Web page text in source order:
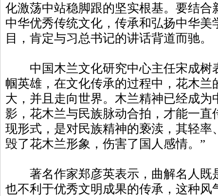
化激荡中站稳脚跟的坚实根基。要结合
中华优秀传统文化，传承和弘扬中华美
目，肯定与习总书记的讲话背道而驰。
中国木兰文化研究中心主任宋成树
帼英雄，在文化传承的过程中，花木兰
大，并且走向世界。木兰精神已经成为
影，花木兰与民族脉动合拍，才能一直
现形式，是对民族精神的亵渎，其轻率
毁了花木兰形象，伤害了国人感情。”
著名作家郑彦英表示，曲解名人既
也不利于优秀文明成果的传承，这种风